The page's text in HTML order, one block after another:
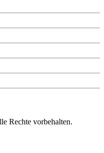
Rechte vorbehalten.